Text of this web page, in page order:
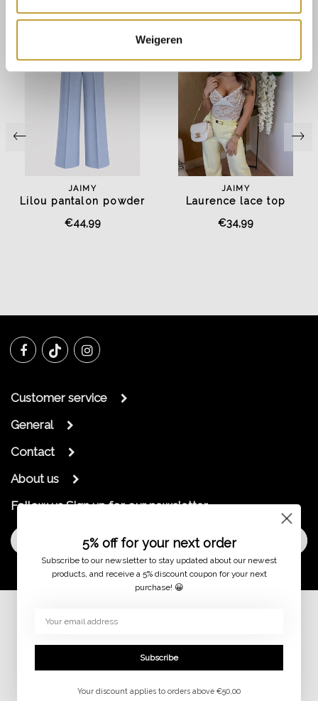
Weigeren
JAIMY
Lilou pantalon powder
€44,99
JAIMY
Laurence lace top
€34,99
Customer service
General
Contact
About us
Follow us Sign up for our newsletter
© 2026 jaimymode.nl
5% off for your next order
Subscribe to our newsletter to stay updated about our newest
products, and receive a 5% discount coupon for your next
purchase! 😀
Subscribe
Your discount applies to orders above €50,00